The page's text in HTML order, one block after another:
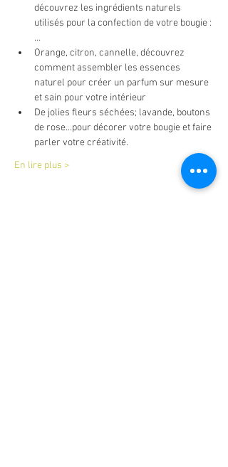
découvrez les ingrédients naturels
utilisés pour la confection de votre bougie :
…
Orange, citron, cannelle, découvrez
comment assembler les essences
naturel pour créer un parfum sur mesure
et sain pour votre intérieur
De jolies fleurs séchées; lavande, boutons
de rose...pour décorer votre bougie et faire
parler votre créativité.
En lire plus >